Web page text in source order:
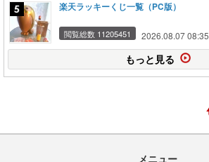
楽天ラッキーくじ一覧（PC版）
閲覧総数 11205451 2026.08.07 08:35
もっと見る
メニュー